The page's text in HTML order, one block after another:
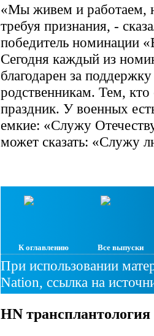
«Мы живем и работаем,
требуя признания, -
победитель номинации
Сегодня каждый из
благодарен за
родственникам. Тем, кто
праздник. У военных
емкие: «Служу
может сказать: «Служу
К оглавлению Все выпуски
При использовании
Nation, ссылка на
HN трансплантология